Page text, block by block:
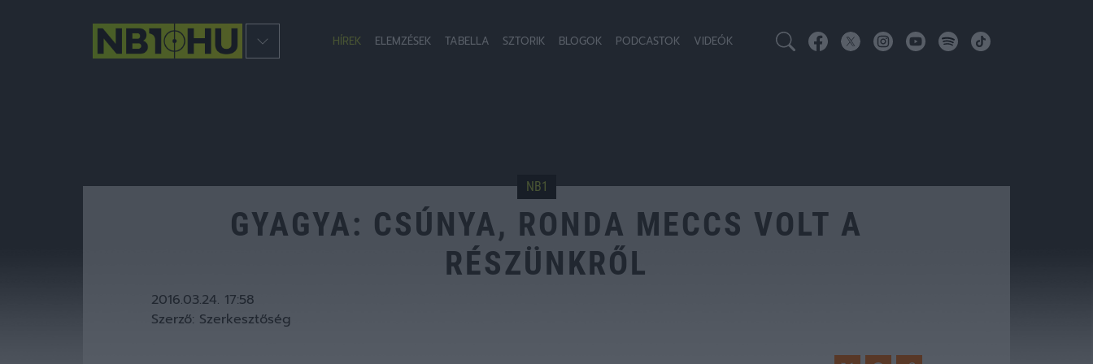
HÍREK ELEMZÉSEK TABELLA SZTORIK BLOGOK PODCASTOK VIDEÓK
NB1
GYAGYA: CSÚNYA, RONDA MECCS VOLT A
RÉSZÜNKRŐL
2016.03.24. 17:58
Szerző: Szerkesztőség